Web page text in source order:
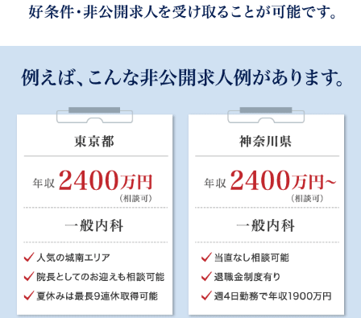
医療経営士の資格を取得したコンサルタントが、経営陣と同じ
イド求人。
いも寄らない好条件・非公開求人を受け取ることが可能です。